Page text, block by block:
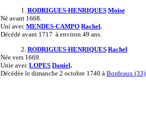
1. RODRIGUES-HENRIQUES Moïse
Né avant 1668.
Uni avecMENDES-CAMPO Rachel.
Décédé avant 1717 à environ 49 ans.
2. RODRIGUES-HENRIQUES Rachel
Née vers 1669.
Unie avecLOPES Daniel.
Décédée le dimanche 2 octobre 1740 àBordeaux (33)